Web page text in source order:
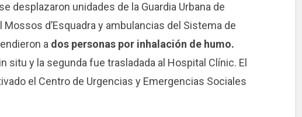
desplazaron unidades de la Guardia Urbana de
d’Esquadra y ambulancias del Sistema de
a dos personas por inhalación de humo.
situ y la segunda fue trasladada al Hospital Clínic. El
el Centro de Urgencias y Emergencias Sociales